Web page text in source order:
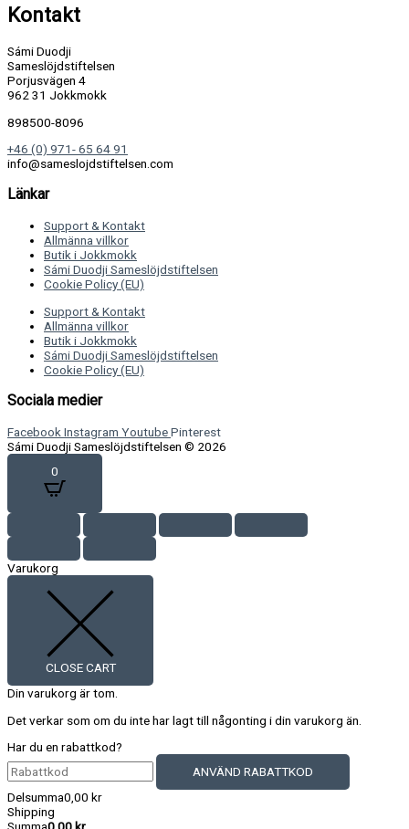
Kontakt
Sámi Duodji
Sameslöjdstiftelsen
Porjusvägen 4
962 31 Jokkmokk
898500-8096
+46 (0) 971- 65 64 91
info@sameslojdstiftelsen.com
Länkar
Support & Kontakt
Allmänna villkor
Butik i Jokkmokk
Sámi Duodji Sameslöjdstiftelsen
Cookie Policy (EU)
Support & Kontakt
Allmänna villkor
Butik i Jokkmokk
Sámi Duodji Sameslöjdstiftelsen
Cookie Policy (EU)
Sociala medier
Facebook Instagram YoutubePinterest
Sámi Duodji Sameslöjdstiftelsen © 2026
0
Varukorg
CLOSE CART
Din varukorg är tom.
Det verkar som om du inte har lagt till någonting i din varukorg än.
Har du en rabattkod?
ANVÄND RABATTKOD
Delsumma0,00 kr
Shipping